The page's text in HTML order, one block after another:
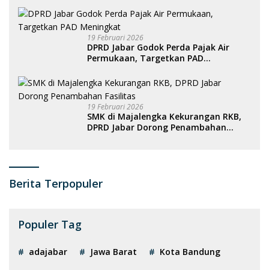
19 Februari 2026
DPRD Jabar Godok Perda Pajak Air
Permukaan, Targetkan PAD
19 Februari 2026
SMK di Majalengka Kekurangan RKB,
DPRD Jabar Dorong Penambahan
Berita Terpopuler
Populer Tag
adajabar Jawa Barat
Kota Bandung